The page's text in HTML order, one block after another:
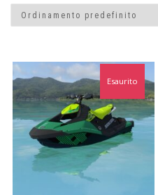
In offerta!
Esaurito